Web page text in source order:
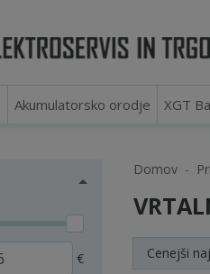
Akumulatorsko orodje XGT
€
Domov
Cenejši